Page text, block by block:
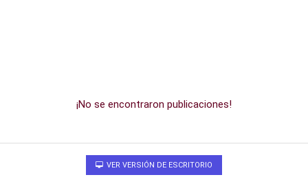
¡No se encontraron publicaciones!
VER VERSIÓN DE ESCRITORIO